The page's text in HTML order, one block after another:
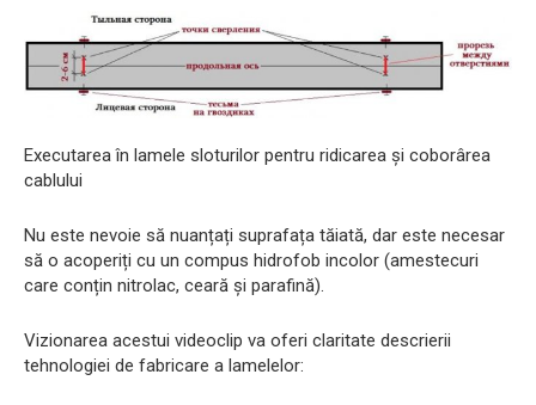
Executarea în lamele sloturilor pentru ridicarea și coborârea
cablului
Nu este nevoie să nuanțați suprafața tăiată, dar este necesar
să o acoperiți cu un compus hidrofob incolor (amestecuri
care conțin nitrolac, ceară și parafină).
Vizionarea acestui videoclip va oferi claritate descrierii
tehnologiei de fabricare a lamelelor: